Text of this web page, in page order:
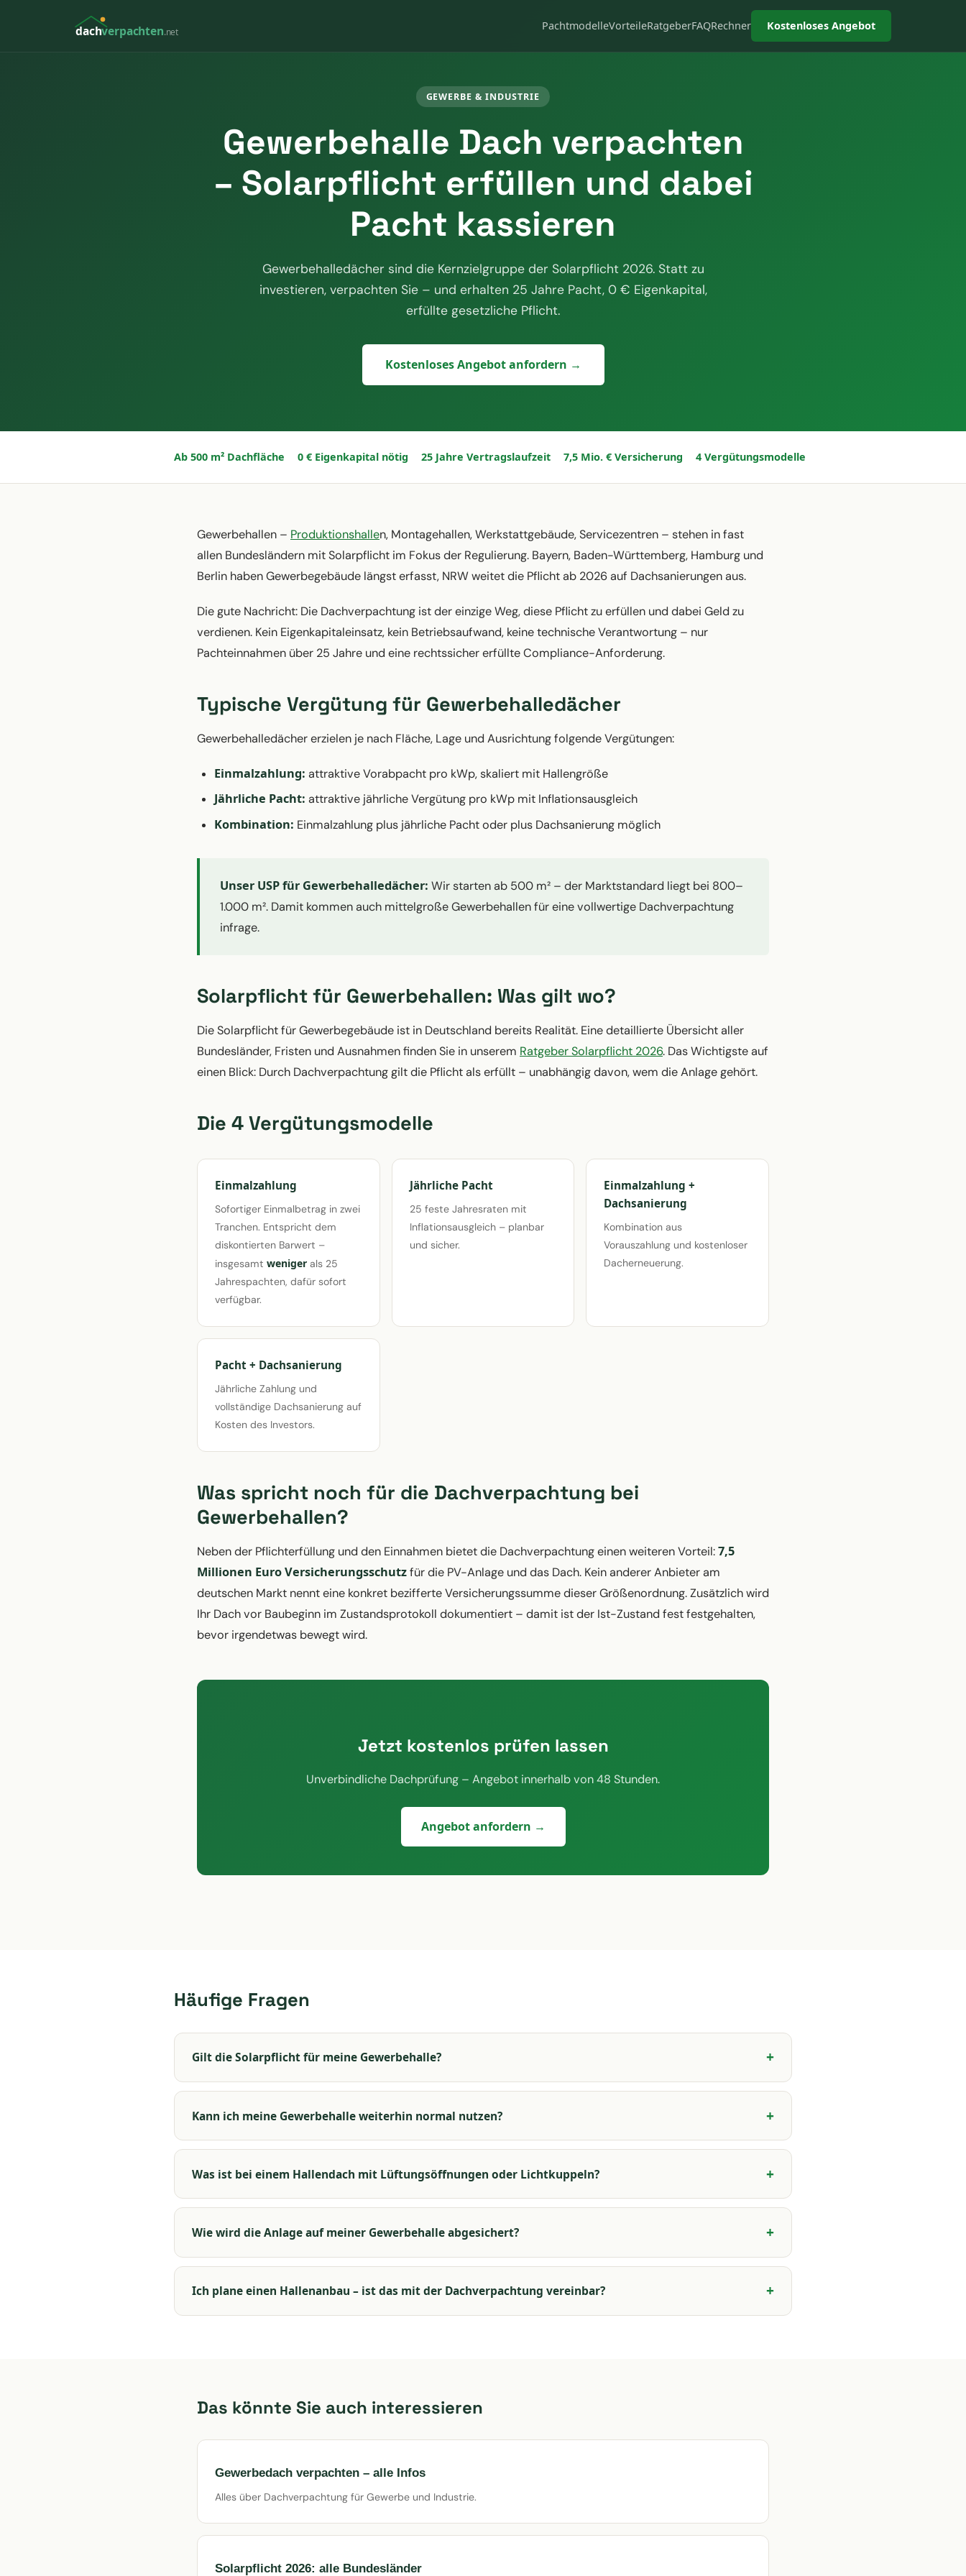
dachverpachten.net PachtmodelleVorteileRatgeberFAQRechner Kostenloses Angebot
GEWERBE & INDUSTRIE
Gewerbehalle Dach verpachten
– Solarpflicht erfüllen und dabei
Pacht kassieren
Gewerbehalledächer sind die Kernzielgruppe der Solarpflicht 2026. Statt zu
investieren, verpachten Sie – und erhalten 25 Jahre Pacht, 0 € Eigenkapital,
erfüllte gesetzliche Pflicht.
Kostenloses Angebot anfordern →
Ab 500 m² Dachfläche 0 € Eigenkapital nötig 25 Jahre Vertragslaufzeit 7,5 Mio. € Versicherung 4 Vergütungsmodelle
Gewerbehallen – Produktionshallen, Montagehallen, Werkstattgebäude, Servicezentren – stehen in fast
allen Bundesländern mit Solarpflicht im Fokus der Regulierung. Bayern, Baden-Württemberg, Hamburg und
Berlin haben Gewerbegebäude längst erfasst, NRW weitet die Pflicht ab 2026 auf Dachsanierungen aus.
Die gute Nachricht: Die Dachverpachtung ist der einzige Weg, diese Pflicht zu erfüllen und dabei Geld zu
verdienen. Kein Eigenkapitaleinsatz, kein Betriebsaufwand, keine technische Verantwortung – nur
Pachteinnahmen über 25 Jahre und eine rechtssicher erfüllte Compliance-Anforderung.
Typische Vergütung für Gewerbehalledächer
Gewerbehalledächer erzielen je nach Fläche, Lage und Ausrichtung folgende Vergütungen:
Einmalzahlung: attraktive Vorabpacht pro kWp, skaliert mit Hallengröße
Jährliche Pacht: attraktive jährliche Vergütung pro kWp mit Inflationsausgleich
Kombination: Einmalzahlung plus jährliche Pacht oder plus Dachsanierung möglich
Unser USP für Gewerbehalledächer: Wir starten ab 500 m² – der Marktstandard liegt bei 800–
1.000 m². Damit kommen auch mittelgroße Gewerbehallen für eine vollwertige Dachverpachtung
infrage.
Solarpflicht für Gewerbehallen: Was gilt wo?
Die Solarpflicht für Gewerbegebäude ist in Deutschland bereits Realität. Eine detaillierte Übersicht aller
Bundesländer, Fristen und Ausnahmen finden Sie in unserem Ratgeber Solarpflicht 2026. Das Wichtigste auf
einen Blick: Durch Dachverpachtung gilt die Pflicht als erfüllt – unabhängig davon, wem die Anlage gehört.
Die 4 Vergütungsmodelle
Einmalzahlung
Sofortiger Einmalbetrag in zwei
Tranchen. Entspricht dem
diskontierten Barwert –
insgesamt weniger als 25
Jahrespachten, dafür sofort
verfügbar.
Jährliche Pacht
25 feste Jahresraten mit
Inflationsausgleich – planbar
und sicher.
Einmalzahlung +
Dachsanierung
Kombination aus
Vorauszahlung und kostenloser
Dacherneuerung.
Pacht + Dachsanierung
Jährliche Zahlung und
vollständige Dachsanierung auf
Kosten des Investors.
Was spricht noch für die Dachverpachtung bei
Gewerbehallen?
Neben der Pflichterfüllung und den Einnahmen bietet die Dachverpachtung einen weiteren Vorteil:7,5
Millionen Euro Versicherungsschutzfür die PV-Anlage und das Dach. Kein anderer Anbieter am
deutschen Markt nennt eine konkret bezifferte Versicherungssumme dieser Größenordnung. Zusätzlich wird
Ihr Dach vor Baubeginn im Zustandsprotokoll dokumentiert – damit ist der Ist-Zustand fest festgehalten,
bevor irgendetwas bewegt wird.
Jetzt kostenlos prüfen lassen
Unverbindliche Dachprüfung – Angebot innerhalb von 48 Stunden.
Angebot anfordern →
Häufige Fragen
Gilt die Solarpflicht für meine Gewerbehalle?
Kann ich meine Gewerbehalle weiterhin normal nutzen?
Was ist bei einem Hallendach mit Lüftungsöffnungen oder Lichtkuppeln?
Wie wird die Anlage auf meiner Gewerbehalle abgesichert?
Ich plane einen Hallenanbau – ist das mit der Dachverpachtung vereinbar?
Das könnte Sie auch interessieren
Gewerbedach verpachten – alle Infos
Alles über Dachverpachtung für Gewerbe und Industrie.
Solarpflicht 2026: alle Bundesländer